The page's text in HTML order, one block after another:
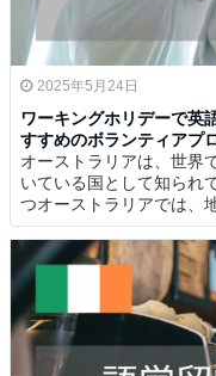
2025年5月24日
ワーキングホリデーで英
すすめのボランティアプ
オーストラリアは、世界
いている国として知られ
つオーストラリアでは、